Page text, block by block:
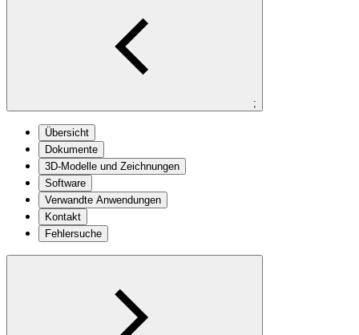
;
Übersicht
Dokumente
3D-Modelle und Zeichnungen
Software
Verwandte Anwendungen
Kontakt
Fehlersuche